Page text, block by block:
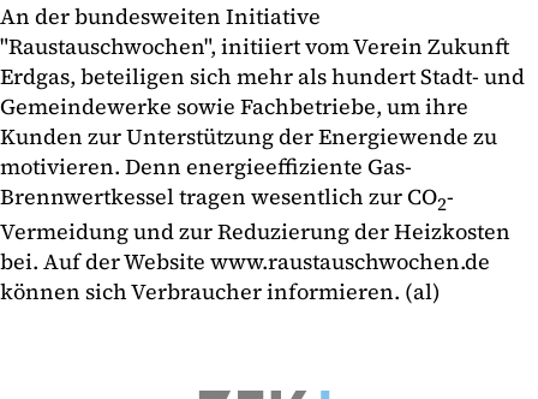
An der bundesweiten Initiative
"Raustauschwochen", initiiert vom Verein Zukunft
Erdgas, beteiligen sich mehr als hundert Stadt- und
Gemeindewerke sowie Fachbetriebe, um ihre
Kunden zur Unterstützung der Energiewende zu
motivieren. Denn energieeffiziente Gas-
Brennwertkessel tragen wesentlich zur CO2-
Vermeidung und zur Reduzierung der Heizkosten
bei. Auf der Website www.raustauschwochen.de
können sich Verbraucher informieren. (al)